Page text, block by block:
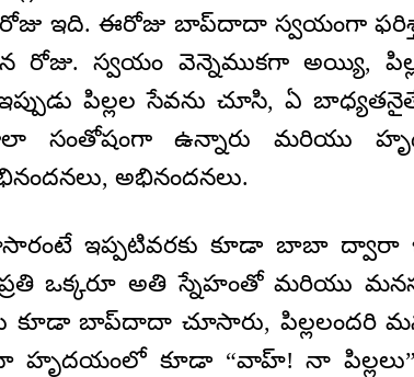
ఇది. ఈరోజు బాప్‌దాదా స్వయంగా
రోజు. స్వయం వెన్నెముకగా అయ్యి,
పిల్లల సేవను చూసి, ఏ
సంతోషంగా ఉన్నారు మరియు
అభినందనలు.
ఇప్పటివరకు కూడా బాబా ద్వారా
ఒక్కరూ అతి స్నేహంతో మరియు
కూడా బాప్‌దాదా చూసారు,
కూడా “వాహ్! నా పిల్లలు”